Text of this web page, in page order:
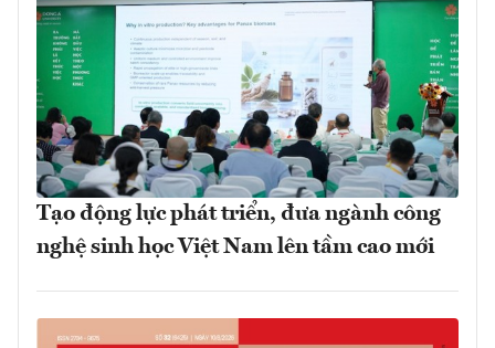
Tạo động lực phát triển, đưa ngành công
nghệ sinh học Việt Nam lên tầm cao mới